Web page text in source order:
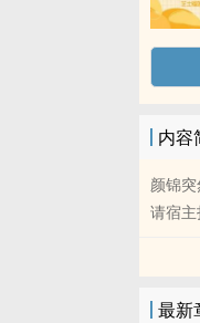
内容
颜锦
请宿
最新